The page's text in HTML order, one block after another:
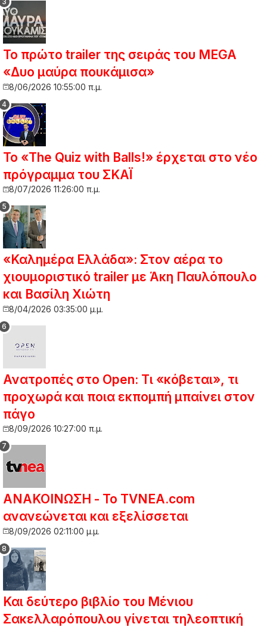
Το πρώτο trailer της σειράς του MEGA
«Δυο μαύρα πουκάμισα»
8/06/2026 10:55:00 π.μ.
Το «The Quiz with Balls!» έρχεται στο νέο
πρόγραμμα του ΣΚΑΪ
8/07/2026 11:26:00 π.μ.
«Καλημέρα Ελλάδα»: Στον αέρα το
χιουμοριστικό trailer με Άκη Παυλόπουλο
και Βασίλη Χιώτη
8/04/2026 03:35:00 μ.μ.
Ανατροπές στο Open: Τι «κόβεται», τι
προχωρά και ποια εκπομπή μπαίνει στον
πάγο
8/09/2026 10:27:00 π.μ.
ΑΝΑΚΟΙΝΩΣΗ - Το TVNEA.com
ανανεώνεται και εξελίσσεται
8/09/2026 02:11:00 μ.μ.
Και δεύτερο βιβλίο του Μένιου
Σακελλαρόπουλου γίνεται τηλεοπτική